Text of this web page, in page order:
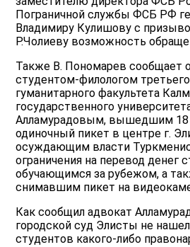
Пограничной службы ФСБ РФ
Владимиру Кулишову с
Р.Чолиеву возможность
Также В. Пономарев сообщает
студентом-филологом
гуманитарного факультета
государственного
Алламурадовым, вышедшим 18
одиночный пикет в центре г.
осуждающим власти
ограничения на перевод денег
обучающимся за рубежом, а
снимавшим пикет на
Как сообщил адвокат
городской суд Элисты не
студентов какого-либо